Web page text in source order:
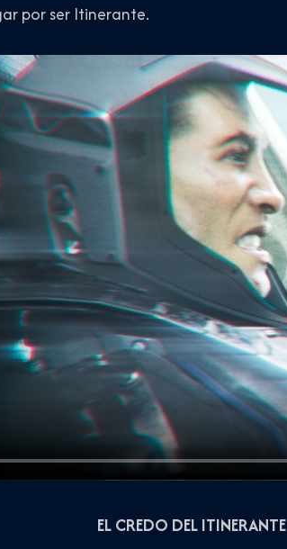
por ser Itinerante.
EL CREDO DEL ITINERANTE